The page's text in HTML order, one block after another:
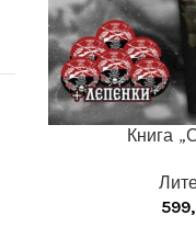
Книга